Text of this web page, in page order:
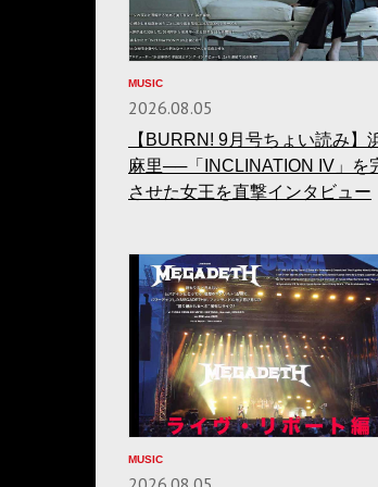
MUSIC
2026.08.05
【BURRN! 9月号ちょい読み】
麻里──「INCLINATION IV」を
させた女王を直撃インタビュー
MUSIC